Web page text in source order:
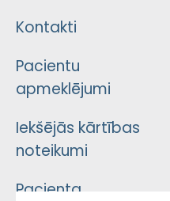
Kontakti
Pacientu
apmeklējumi
Iekšējās kārtības
noteikumi
Pacienta